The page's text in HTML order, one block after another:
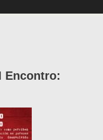
Encontro: